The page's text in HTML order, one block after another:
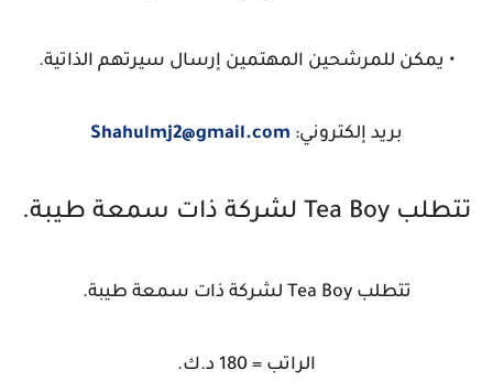
• يمكن للمرشحين المهتمين إرسال سيرتهم الذاتية.
بريد إلكتروني: Shahulmj2@gmail.com
تتطلب Tea Boy لشركة ذات سمعة طيبة.
تتطلب Tea Boy لشركة ذات سمعة طيبة.
الراتب = 180 د.ك.